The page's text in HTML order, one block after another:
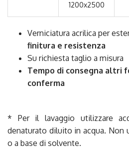
1200x2500
Verniciatura acrilica per
finitura e resistenza
Su richiesta taglio a misura
Tempo di consegna altri
conferma
* Per il lavaggio utilizzare
denaturato diluito in acqua. Non
o a base di solvente.